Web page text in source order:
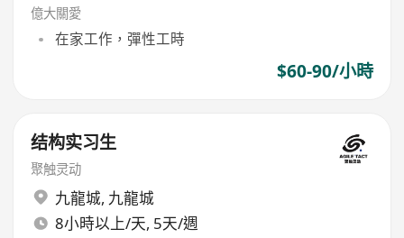
億大關愛
在家工作，彈性工時
$60-90/小時
结构实习生
聚触灵动
九龍城, 九龍城
8小時以上/天, 5天/週